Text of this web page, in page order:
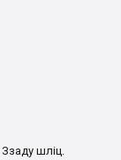
шліц.